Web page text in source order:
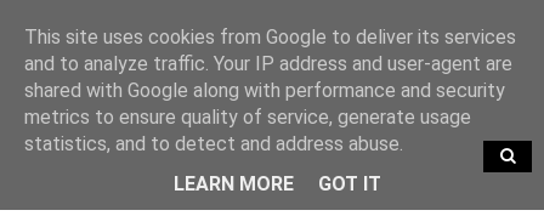
TRENDING
This site uses cookies from Google to deliver its services
and to analyze traffic. Your IP address and user-agent are
shared with Google along with performance and security
metrics to ensure quality of service, generate usage
statistics, and to detect and address abuse.
LEARN MORE
GOT IT